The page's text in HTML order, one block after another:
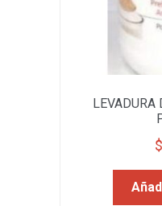
LEVADURA
$